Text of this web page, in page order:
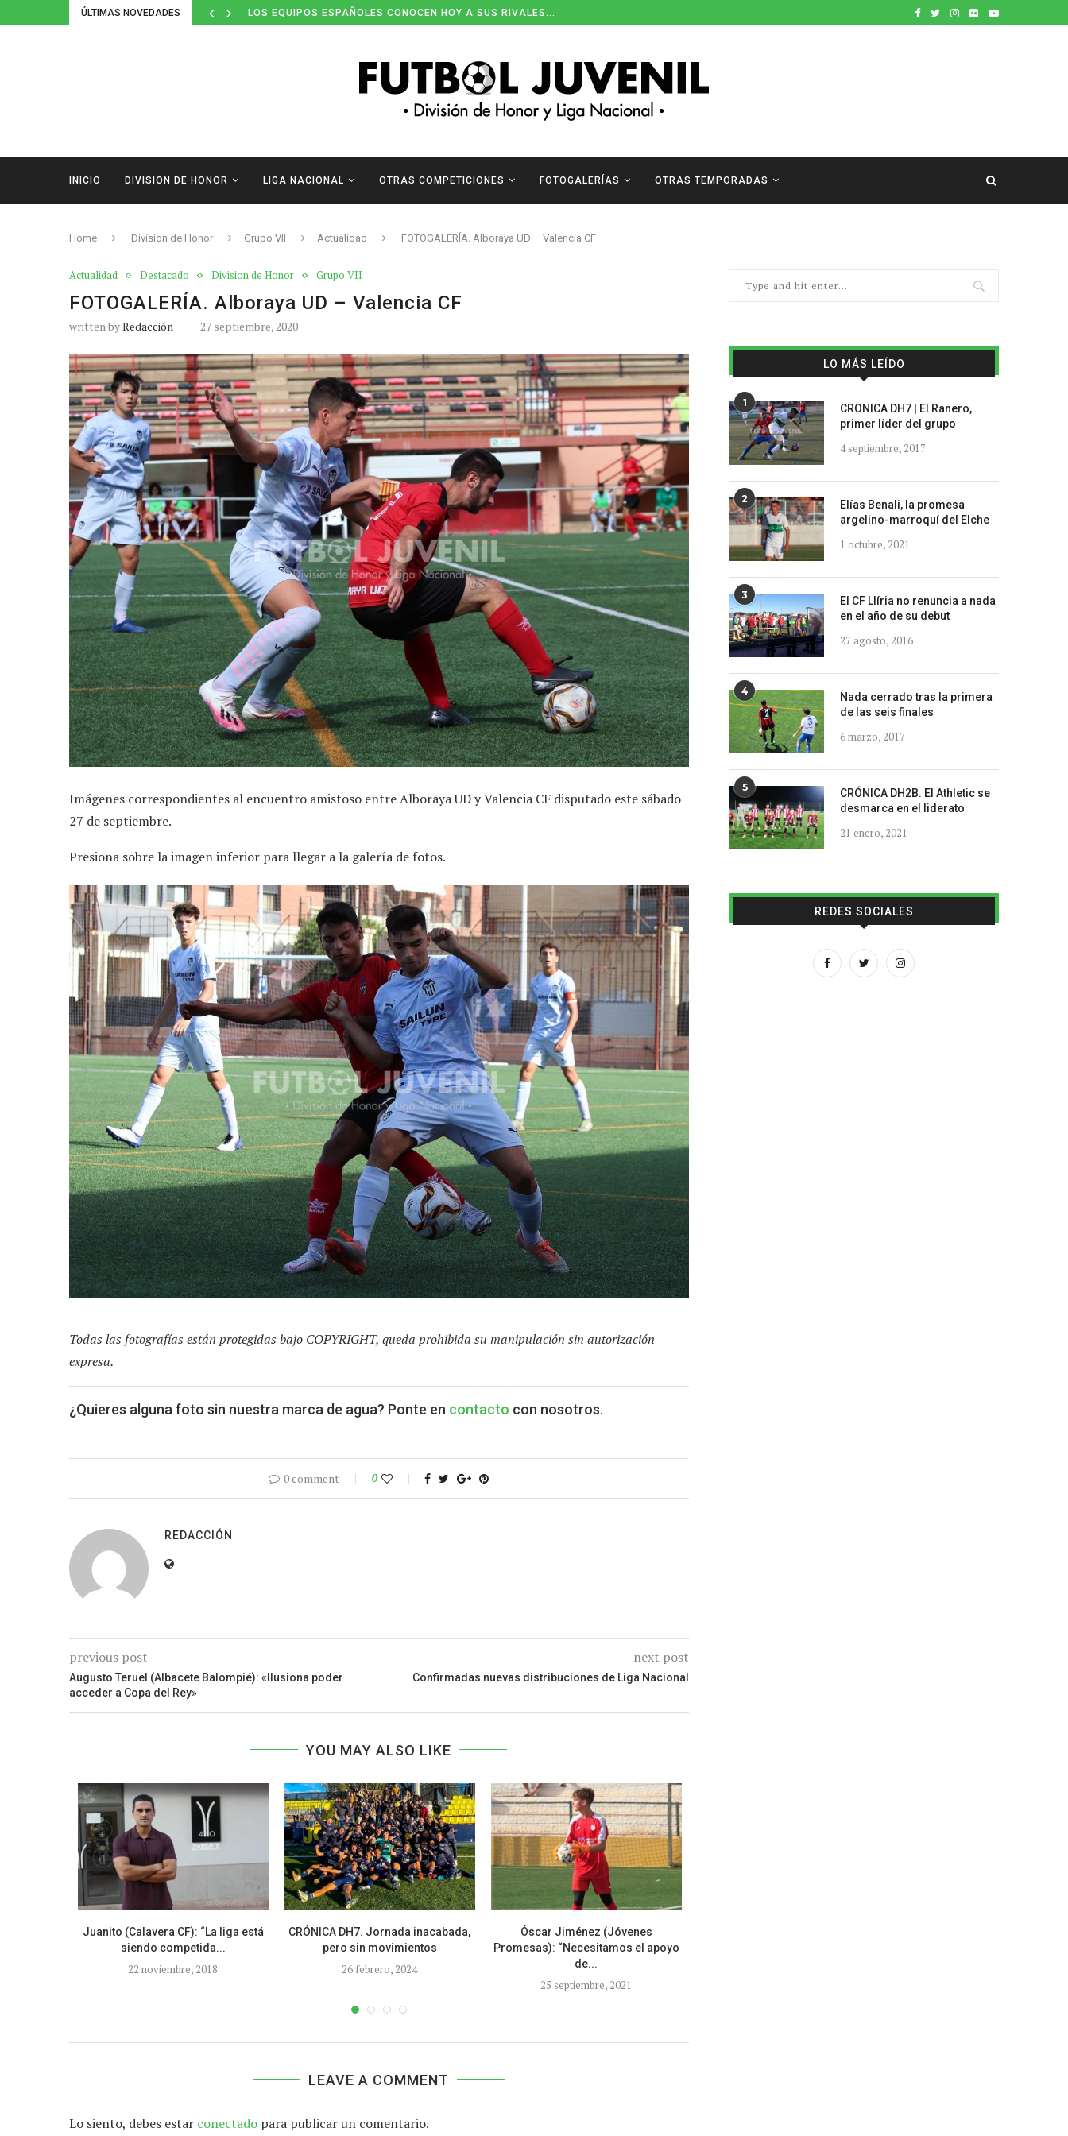
ÚLTIMAS NOVEDADES LOS EQUIPOS ESPAÑOLES CONOCEN HOY A SUS RIVALES...
INICIO DIVISION DE HONOR LIGA NACIONAL OTRAS COMPETICIONES FOTOGALERÍAS OTRAS TEMPORADAS
Home Division de Honor Grupo VII Actualidad FOTOGALERÍA. Alboraya UD – Valencia CF
Actualidad Destacado Division de Honor Grupo VII
FOTOGALERÍA. Alboraya UD – Valencia CF
written byRedacción 27 septiembre, 2020
Imágenes correspondientes al encuentro amistoso entre Alboraya UD y Valencia CF disputado este sábado
27 de septiembre.
Presiona sobre la imagen inferior para llegar a la galería de fotos.
Todas las fotografías están protegidas bajo COPYRIGHT, queda prohibida su manipulación sin autorización
expresa.
¿Quieres alguna foto sin nuestra marca de agua? Ponte en contacto con nosotros.
0 comment 0
REDACCIÓN
previous post
Augusto Teruel (Albacete Balompié): «Ilusiona poder
acceder a Copa del Rey»
next post
Confirmadas nuevas distribuciones de Liga Nacional
YOU MAY ALSO LIKE
Juanito (Calavera CF): “La liga está
siendo competida...
22 noviembre, 2018
CRÓNICA DH7. Jornada inacabada,
pero sin movimientos
26 febrero, 2024
Óscar Jiménez (Jóvenes
Promesas): “Necesitamos el apoyo
de...
25 septiembre, 2021
LEAVE A COMMENT
Lo siento, debes estar conectado para publicar un comentario.
LO MÁS LEÍDO
1
CRONICA DH7 | El Ranero,
primer líder del grupo
4 septiembre, 2017
2
Elías Benali, la promesa
argelino-marroquí del Elche
1 octubre, 2021
3
El CF Llíria no renuncia a nada
en el año de su debut
27 agosto, 2016
4
Nada cerrado tras la primera
de las seis finales
6 marzo, 2017
5
CRÓNICA DH2B. El Athletic se
desmarca en el liderato
21 enero, 2021
REDES SOCIALES